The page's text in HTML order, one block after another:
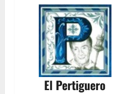
El Pertiguero